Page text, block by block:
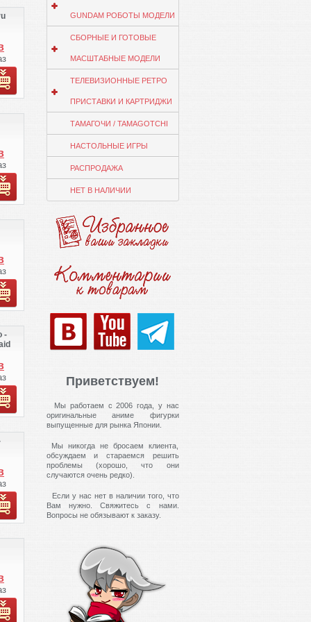
-
GUNDAM РОБОТЫ МОДЕЛИ
СБОРНЫЕ И ГОТОВЫЕ
МАСШТАБНЫЕ МОДЕЛИ
ТЕЛЕВИЗИОННЫЕ РЕТРО
ПРИСТАВКИ И КАРТРИДЖИ
ТАМАГОЧИ / TAMAGOTCHI
НАСТОЛЬНЫЕ ИГРЫ
РАСПРОДАЖА
НЕТ В НАЛИЧИИ
Приветствуем!
Мы работаем с 2006 года, у нас
оригинальные аниме фигурки
выпущенные для рынка Японии.
Мы никогда не бросаем клиента,
обсуждаем и стараемся решить
проблемы (хорошо, что они
случаются очень редко).
Если у нас нет в наличии того, что
Вам нужно. Свяжитесь с нами.
Вопросы не обязывают к заказу.